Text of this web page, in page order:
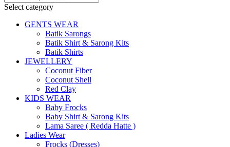
Select category
GENTS WEAR
Batik Sarongs
Batik Shirt & Sarong Kits
Batik Shirts
JEWELLERY
Coconut Fiber
Coconut Shell
Red Clay
KIDS WEAR
Baby Frocks
Baby Shirt & Sarong Kits
Lama Saree ( Redda Hatte )
Ladies Wear
Frocks (Dresses)